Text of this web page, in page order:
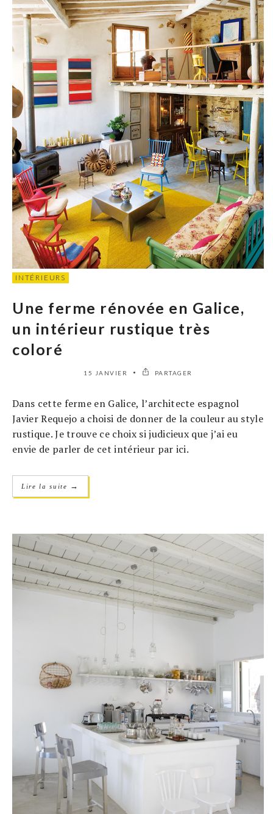
INTÉRIEURS
Une ferme rénovée en Galice,
un intérieur rustique très
coloré
15 JANVIER PARTAGER
Dans cette ferme en Galice, l’architecte espagnol
Javier Requejo a choisi de donner de la couleur au style
rustique. Je trouve ce choix si judicieux que j’ai eu
envie de parler de cet intérieur par ici.
Lire la suite →